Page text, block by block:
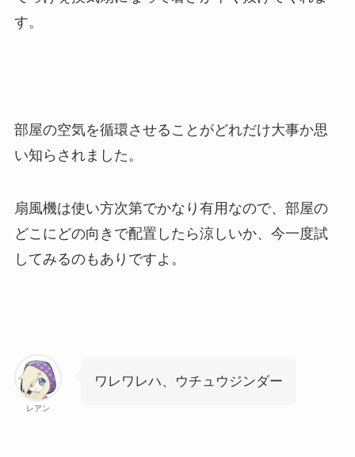
す。
部屋の空気を循環させることがどれだけ大事か思
い知らされました。
扇風機は使い方次第でかなり有用なので、部屋の
どこにどの向きで配置したら涼しいか、今一度試
してみるのもありですよ。
レアン
ワレワレハ、ウチュウジンダー